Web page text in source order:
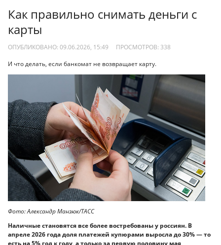
Как правильно снимать деньги с
карты
ОПУБЛИКОВАНО: 09.06.2026, 15:49 ПРОСМОТРОВ: 338
И что делать, если банкомат не возвращает карту.
Фото: Александр Манзюк/ТАСС
Наличные становятся все более востребованы у россиян. В
апреле 2026 года доля платежей купюрами выросла до 30% — то
есть на 5% год к году, а только за первую половину мая